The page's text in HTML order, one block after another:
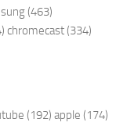
(463)
chromecast (334)
(192) apple (174)